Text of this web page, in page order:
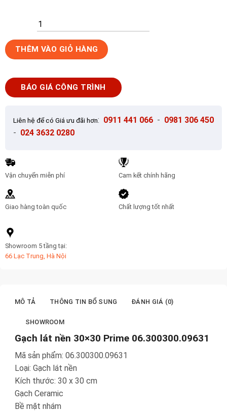
Gạch
lát
30x30
Prime
THÊM VÀO GIỎ HÀNG
BÁO GIÁ CÔNG TRÌNH
Liên hệ để có Giá ưu đãi hơn: 0911 441 066 - 0981 306 450
- 024 3632 0280
Vận chuyển miễn phí
Giao hàng toàn quốc
Cam kết chính hãng
Chất lượng tốt nhất
Showroom 5 tầng tại:
66 Lạc Trung, Hà Nội
MÔ TẢ THÔNG TIN BỔ SUNG ĐÁNH GIÁ (0)
SHOWROOM
Gạch lát nền 30×30 Prime 06.300300.09631
Mã sản phẩm: 06.300300.09631
Loại: Gạch lát nền
Kích thước: 30 x 30 cm
Gạch Ceramic
Bề mặt nhám